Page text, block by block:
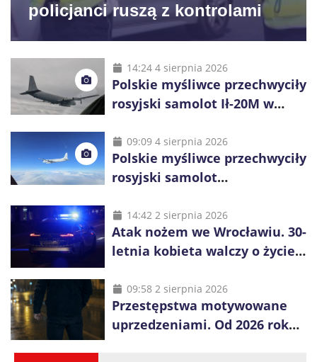
policjanci ruszą z kontrolami
14:24 4 sierpnia 2026
Polskie myśliwce przechwyciły
rosyjski samolot Ił-20M w
09:09 4 sierpnia 2026
Polskie myśliwce przechwyciły
rosyjski samolot
14:42 2 sierpnia 2026
Atak nożem we Wrocławiu. 30-
letnia kobieta walczy o życie,
obywatela Ukrainy
09:58 2 sierpnia 2026
Przestępstwa motywowane
uprzedzeniami. Od 2026 roku